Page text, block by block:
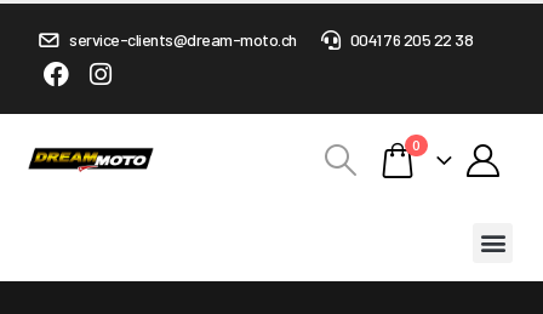
service-clients@dream-moto.ch 0041 76 205 22 38
0